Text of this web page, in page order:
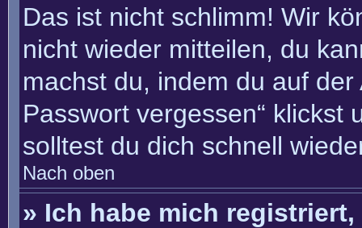
Das ist nicht schlimm! Wir
nicht wieder mitteilen, du
machst du, indem du auf
Passwort vergessen“ klickst
solltest du dich schnell
Nach oben
» Ich habe mich